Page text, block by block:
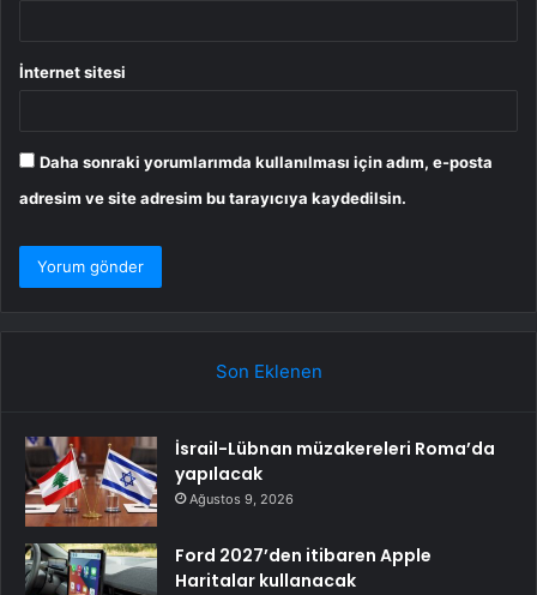
İnternet sitesi
Daha sonraki yorumlarımda kullanılması için adım, e-posta
adresim ve site adresim bu tarayıcıya kaydedilsin.
Son Eklenen
İsrail-Lübnan müzakereleri Roma’da
yapılacak
Ağustos 9, 2026
Ford 2027’den itibaren Apple
Haritalar kullanacak